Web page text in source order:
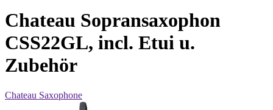
Chateau Sopransaxophon
CSS22GL, incl. Etui u.
Zubehör
Chateau Saxophone